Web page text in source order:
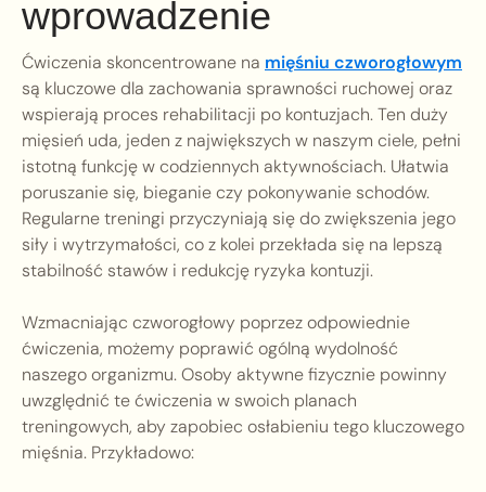
wprowadzenie
Ćwiczenia skoncentrowane na mięśniu czworogłowym
są kluczowe dla zachowania sprawności ruchowej oraz
wspierają proces rehabilitacji po kontuzjach. Ten duży
mięsień uda, jeden z największych w naszym ciele, pełni
istotną funkcję w codziennych aktywnościach. Ułatwia
poruszanie się, bieganie czy pokonywanie schodów.
Regularne treningi przyczyniają się do zwiększenia jego
siły i wytrzymałości, co z kolei przekłada się na lepszą
stabilność stawów i redukcję ryzyka kontuzji.
Wzmacniając czworogłowy poprzez odpowiednie
ćwiczenia, możemy poprawić ogólną wydolność
naszego organizmu. Osoby aktywne fizycznie powinny
uwzględnić te ćwiczenia w swoich planach
treningowych, aby zapobiec osłabieniu tego kluczowego
mięśnia. Przykładowo: